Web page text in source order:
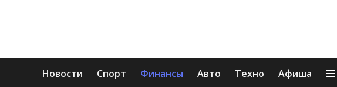
Новости Спорт Финансы Авто Техно Афиша